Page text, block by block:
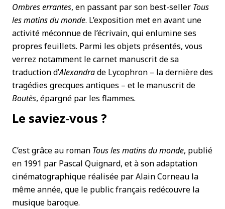
Ombres errantes, en passant par son best-seller Tous
les matins du monde. L’exposition met en avant une
activité méconnue de l’écrivain, qui enlumine ses
propres feuillets. Parmi les objets présentés, vous
verrez notamment le carnet manuscrit de sa
traduction d’Alexandrade Lycophron – la dernière des
tragédies grecques antiques – et le manuscrit de
Boutès, épargné par les flammes.
Le saviez-vous ?
C’est grâce au roman Tous les matins du monde, publié
en 1991 par Pascal Quignard, et à son adaptation
cinématographique réalisée par Alain Corneau la
même année, que le public français redécouvre la
musique baroque.